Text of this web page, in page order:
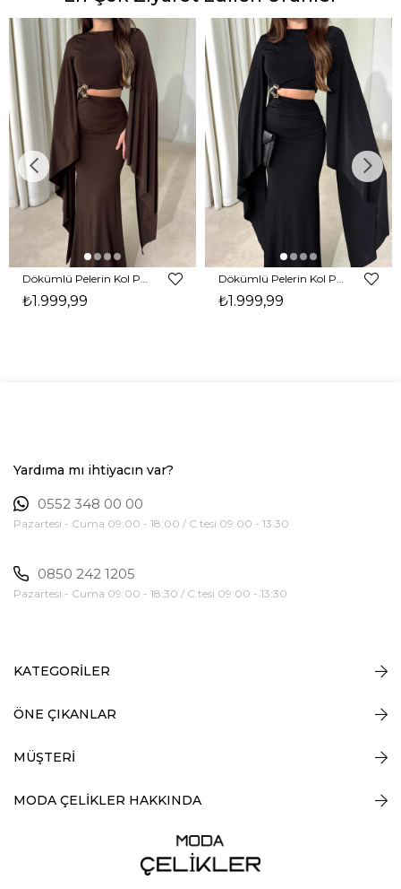
₺1.999,99 ₺1.999,99
Yardıma mı ihtiyacın var?
0552 348 00 00
Pazartesi - Cuma 09:00 - 18:00 / C.tesi 09:00 - 13:30
0850 242 1205
Pazartesi - Cuma 09:00 - 18:30 / C.tesi 09:00 - 13:30
KATEGORİLER
ÖNE ÇIKANLAR
MÜŞTERİ
MODA ÇELİKLER HAKKINDA